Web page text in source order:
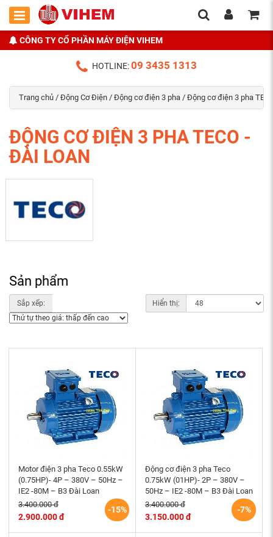
CÔNG TY CỔ PHẦN MÁY ĐIỆN VIHEM
HOTLINE:09 3435 1313
Trang chủ / Động Cơ Điện / Động cơ điện 3 pha / Động cơ điện 3 pha
ĐỘNG CƠ ĐIỆN 3 PHA TECO -
ĐÀI LOAN
Sản phẩm
Sắp xếp: Hiển thị:
Motor điện 3 pha Teco 0.55kW
(0.75HP)- 4P – 380V – 50Hz –
IE2 -80M – B3 Đài Loan
-15%
3.400.000 đ
2.900.000 đ
Động cơ điện 3 pha Teco
0.75kW (01HP)- 2P – 380V –
50Hz – IE2 -80M – B3 Đài Loan
-7%
3.400.000 đ
3.150.000 đ